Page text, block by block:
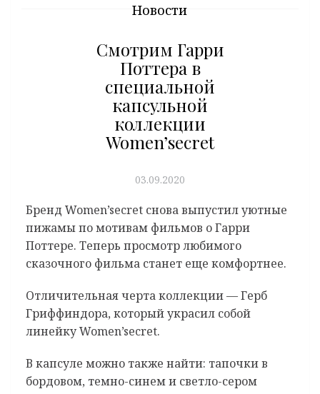
Новости
Смотрим Гарри
Поттера в
специальной
капсульной
коллекции
Women’secret
03.09.2020
Бренд Women’secret снова выпустил уютные
пижамы по мотивам фильмов о Гарри
Поттере. Теперь просмотр любимого
сказочного фильма станет еще комфортнее.
Отличительная черта коллекции — Герб
Гриффиндора, который украсил собой
линейку Women’secret.
В капсуле можно также найти: тапочки в
бордовом, темно-синем и светло-сером